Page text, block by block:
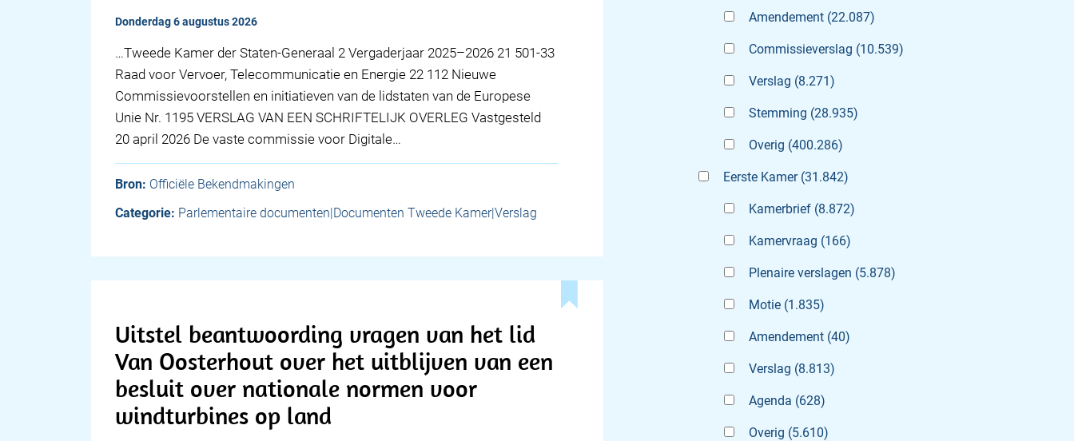
donderdag 6 augustus 2026
…Tweede Kamer der Staten-Generaal 2 Vergaderjaar 2025–2026 21 501-33
Raad voor Vervoer, Telecommunicatie en Energie 22 112 Nieuwe
Commissievoorstellen en initiatieven van de lidstaten van de Europese
Unie Nr. 1195 VERSLAG VAN EEN SCHRIFTELIJK OVERLEG Vastgesteld
20 april 2026 De vaste commissie voor Digitale…
Bron: Officiële Bekendmakingen
Categorie: Parlementaire documenten|Documenten Tweede Kamer|Verslag
Uitstel beantwoording vragen van het lid
Van Oosterhout over het uitblijven van een
besluit over nationale normen voor
windturbines op land
Amendement (22.087)
Commissieverslag (10.539)
Verslag (8.271)
Stemming (28.935)
Overig (400.286)
Eerste Kamer (31.842)
Kamerbrief (8.872)
Kamervraag (166)
Plenaire verslagen (5.878)
Motie (1.835)
Amendement (40)
Verslag (8.813)
Agenda (628)
Overig (5.610)